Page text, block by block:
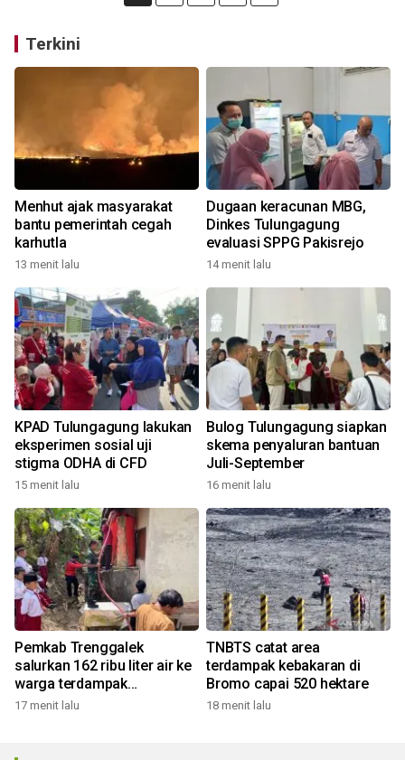
Terkini
Menhut ajak masyarakat
bantu pemerintah cegah
karhutla
13 menit lalu
Dugaan keracunan MBG,
Dinkes Tulungagung
evaluasi SPPG Pakisrejo
14 menit lalu
KPAD Tulungagung lakukan
eksperimen sosial uji
stigma ODHA di CFD
15 menit lalu
Bulog Tulungagung siapkan
skema penyaluran bantuan
Juli-September
16 menit lalu
Pemkab Trenggalek
salurkan 162 ribu liter air ke
warga terdampak
kekeringan
17 menit lalu
TNBTS catat area
terdampak kebakaran di
Bromo capai 520 hektare
18 menit lalu